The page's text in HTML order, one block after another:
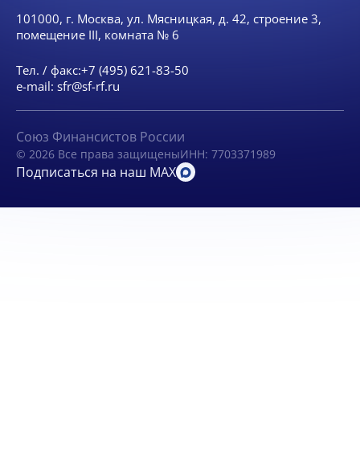
101000, г. Москва, ул. Мясницкая, д. 42, строение 3,
помещение III, комната № 6
Тел. / факс:+7 (495) 621-83-50
e-mail: sfr@sf-rf.ru
Союз Финансистов России
© 2026 Все права защищеныИНН: 7703371989
Подписаться на наш MAX